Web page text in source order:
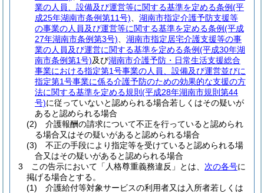
業の人員、設備及び運営等に関する基準を定める条例(平
成25年湖南市条例第11号)
湖南市指定介護予防支援等
の事業の人員及び運営等に関する基準を定める条例(平成
27年湖南市条例第3号)
湖南市指定居宅介護支援等の事
業の人員及び運営に関する基準を定める条例(平成30年湖
南市条例第1号)及び湖南市介護予防・日常生活支援総合
事業における指定第1号事業の人員、設備及び運営並びに
指定第1号事業に係る介護予防のための効果的な支援の方
法に関する基準を定める規則 (平成28年湖南市規則第44
号)に従っていないと認められる場合若しくはその疑いが
あると認められる場合
(2)
介護報酬の請求について不正を行っていると認められ
る場合又はその疑いがあると認められる場合
(3)
不正の手段により指定等を受けていると認められる場
合又はその疑いがあると認められる場合
3
この告示において「人格尊重義務違反」とは、 次の各号に
掲げる場合とする。
(1)
介護給付等対象サービスの利用者又は入所者若しくは